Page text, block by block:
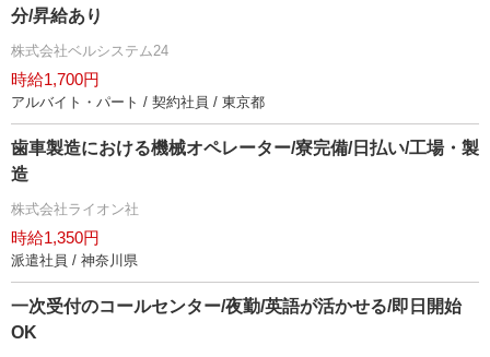
分/昇給あり
株式会社ベルシステム24
時給1,700円
アルバイト・パート / 契約社員 / 東京都
歯車製造における機械オペレーター/寮完備/日払い/工場・製
造
株式会社ライオン社
時給1,350円
派遣社員 / 神奈川県
一次受付のコールセンター/夜勤/英語が活かせる/即日開始
OK